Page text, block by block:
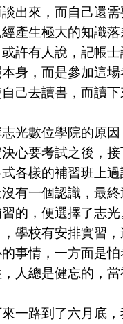
出來，而自己還
產生極大的知識
許有人說，記帳
身，而是參加這
己去讀書，而讀
光數位學院的原因
要考試之後，接
各樣的補習班上
有一個認識，最
的，便選擇了志光
學校有安排實習
事情，一方面是
人總是健忘的，
路到了六月底，